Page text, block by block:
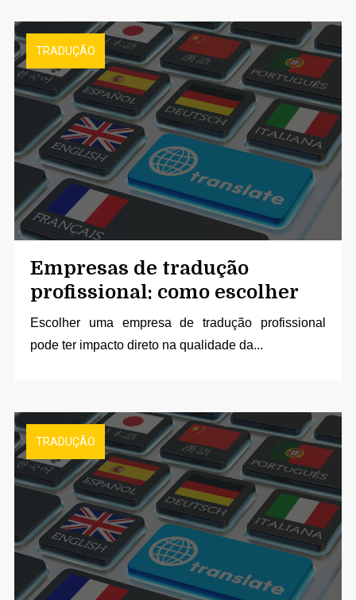
TRADUÇÃO
Empresas de tradução
profissional: como escolher
Escolher uma empresa de tradução profissional
pode ter impacto direto na qualidade da...
TRADUÇÃO